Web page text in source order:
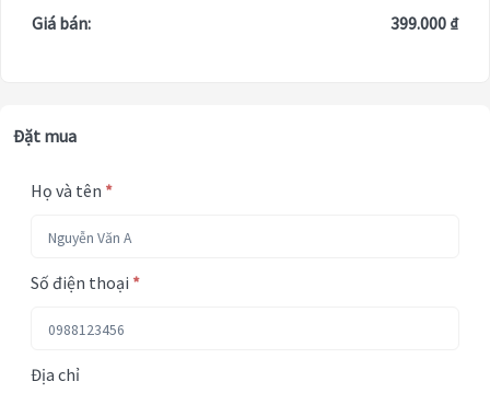
Giá bán: 399.000 ₫
Đặt mua
Họ và tên *
Số điện thoại *
Địa chỉ